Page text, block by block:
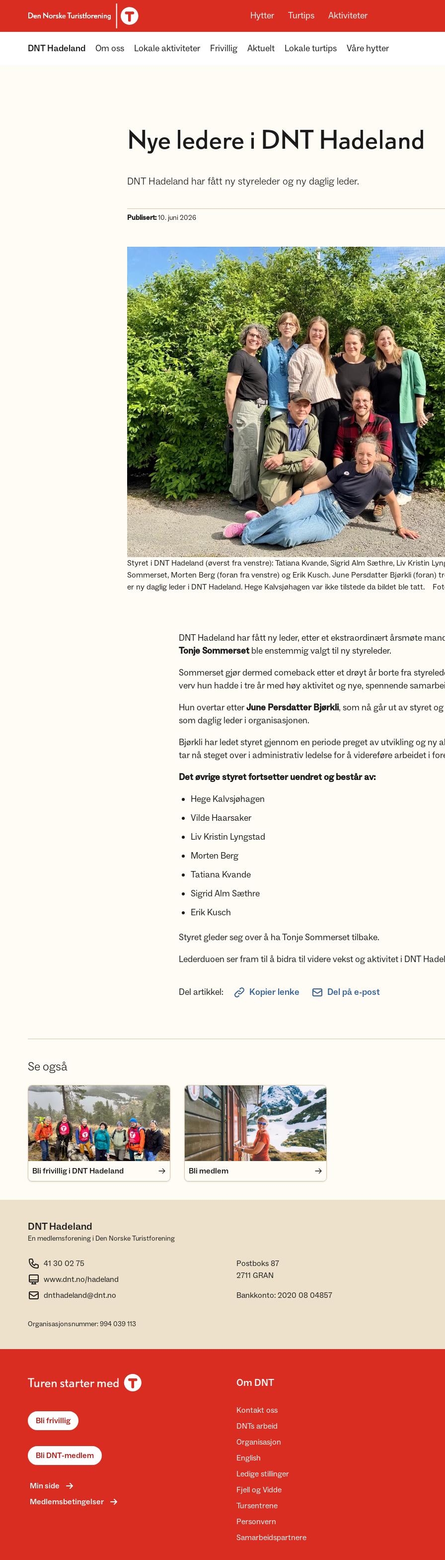
Til DNT.no forside
Hytter Turtips Aktiviteter
DNT Hadeland Om oss Lokale aktiviteter Frivillig Aktuelt Lokale turtips Våre hytter
Nye ledere i DNT Hadeland
DNT Hadeland har fått ny styreleder og ny daglig leder.
Publisert:10. juni 2026
Styret i DNT Hadeland (øverst fra venstre): Tatiana Kvande, Sigrid Alm Sæthre, Liv Kristin
Sommerset, Morten Berg (foran fra venstre) og Erik Kusch. June Persdatter Bjørkli (foran)
er ny daglig leder i DNT Hadeland. Hege Kalvsjøhagen var ikke tilstede da bildet ble tatt.
DNT Hadeland har fått ny leder, etter et ekstraordinært årsmøte
Tonje Sommersetble enstemmig valgt til ny styreleder.
Sommerset gjør dermed comeback etter et drøyt år borte fra
verv hun hadde i tre år med høy aktivitet og nye, spennende
Hun overtar etterJune Persdatter Bjørkli, som nå går ut av styret
som daglig leder i organisasjonen.
Bjørkli har ledet styret gjennom en periode preget av utvikling og ny
tar nå steget over i administrativ ledelse for å videreføre arbeidet i
Det øvrige styret fortsetter uendret og består av:
Hege Kalvsjøhagen
Vilde Haarsaker
Liv Kristin Lyngstad
Morten Berg
Tatiana Kvande
Sigrid Alm Sæthre
Erik Kusch
Styret gleder seg over å ha Tonje Sommerset tilbake.
Lederduoen ser fram til å bidra til videre vekst og aktivitet i DNT
Del artikkel: Kopier lenke Del på e-post
Se også
Bli frivillig i DNT Hadeland
Bli frivillig i DNT Hadeland
Bli medlem
Bli medlem
DNT Hadeland
En medlemsforening i Den Norske Turistforening
41 30 02 75
www.dnt.no/hadeland
dnthadeland@dnt.no
Postboks 87
2711 GRAN
Bankkonto: 2020 08 04857
Organisasjonsnummer: 994 039 113
Bli frivillig
Bli DNT-medlem
Min side
Medlemsbetingelser
Om DNT
Kontakt oss
DNTs arbeid
Organisasjon
English
Ledige stillinger
Fjell og Vidde
Tursentrene
Personvern
Samarbeidspartnere